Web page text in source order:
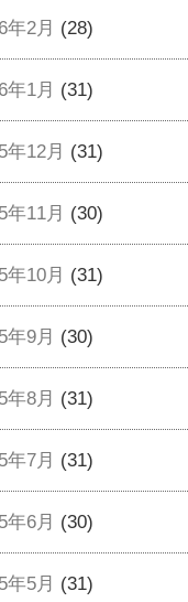
年2月 (28)
年1月 (31)
年12月 (31)
年11月 (30)
年10月 (31)
年9月 (30)
年8月 (31)
年7月 (31)
年6月 (30)
年5月 (31)